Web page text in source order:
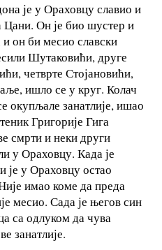
је у Ораховцу славио и
Он је био шустер и
он би месио славски
Шутаковићи, друге
четврте Стојановићи,
ишло се у круг. Колач
окупљале занатлије, ишао
Григорије Гига
смрти и неки други
у Ораховцу. Када је
је у Ораховцу остао
имао коме да преда
месио. Сада је његов син
са одлуком да чува
занатлије.